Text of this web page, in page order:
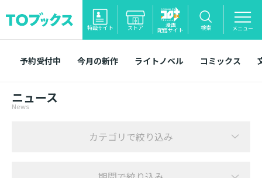
特設サイト ストア 漫画
配信サイト 検索 メニュー
予約受付中 今月の新作 ライトノベル コミックス
ニュース
News
カテゴリで絞り込み